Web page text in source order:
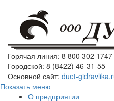
Горячая линия: 8 800 302 1747
Городской: 8 (8422) 46-31-55
Основной сайт: duet-
Показать меню
О предприятии